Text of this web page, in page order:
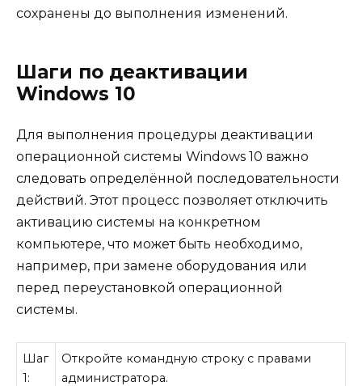
сохранены до выполнения изменений.
Шаги по деактивации
Windows 10
Для выполнения процедуры деактивации
операционной системы Windows 10 важно
следовать определённой последовательности
действий. Этот процесс позволяет отключить
активацию системы на конкретном
компьютере, что может быть необходимо,
например, при замене оборудования или
перед переустановкой операционной
системы.
Шаг
1:
Откройте командную строку с правами
администратора.